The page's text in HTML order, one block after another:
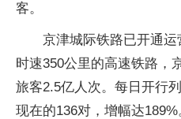
客。
京津城际铁路已开通
时速350公里的高速铁路，
旅客2.5亿人次。每日开行
现在的136对，增幅达189%